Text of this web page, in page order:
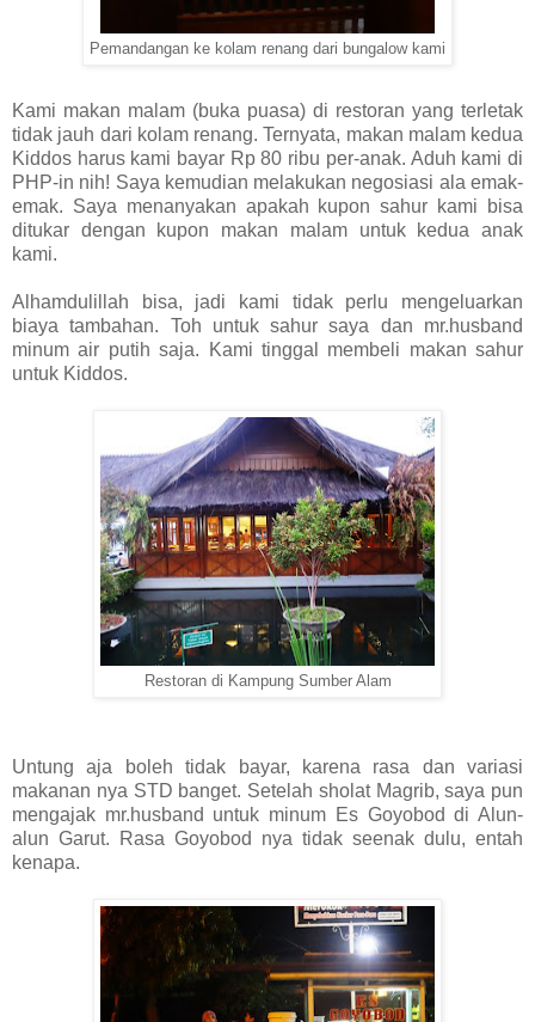
Pemandangan ke kolam renang dari bungalow kami
Kami makan malam (buka puasa) di restoran yang terletak
tidak jauh dari kolam renang. Ternyata, makan malam kedua
Kiddos harus kami bayar Rp 80 ribu per-anak. Aduh kami di
PHP-in nih! Saya kemudian melakukan negosiasi ala emak-
emak. Saya menanyakan apakah kupon sahur kami bisa
ditukar dengan kupon makan malam untuk kedua anak
kami.
Alhamdulillah bisa, jadi kami tidak perlu mengeluarkan
biaya tambahan. Toh untuk sahur saya dan mr.husband
minum air putih saja. Kami tinggal membeli makan sahur
untuk Kiddos.
Restoran di Kampung Sumber Alam
Untung aja boleh tidak bayar, karena rasa dan variasi
makanan nya STD banget. Setelah sholat Magrib, saya pun
mengajak mr.husband untuk minum Es Goyobod di Alun-
alun Garut. Rasa Goyobod nya tidak seenak dulu, entah
kenapa.